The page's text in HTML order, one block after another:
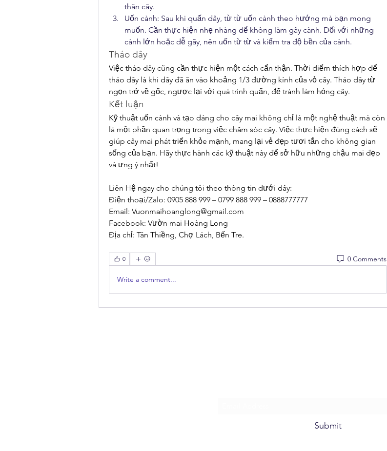
thân cây.
Uốn cành: Sau khi quấn dây, từ từ uốn cành theo hướng mà bạn mong
muốn. Cần thực hiện nhẹ nhàng để không làm gãy cành. Đối với những
cành lớn hoặc dễ gãy, nên uốn từ từ và kiểm tra độ bền của cành.
Tháo dây
Việc tháo dây cũng cần thực hiện một cách cẩn thận. Thời điểm thích hợp để
tháo dây là khi dây đã ăn vào khoảng 1/3 đường kính của vỏ cây. Tháo dây từ
ngọn trở về gốc, ngược lại với quá trình quấn, để tránh làm hỏng cây.
Kết luận
Kỹ thuật uốn cành và tạo dáng cho cây mai không chỉ là một nghệ thuật mà còn
là một phần quan trọng trong việc chăm sóc cây. Việc thực hiện đúng cách sẽ
giúp cây mai phát triển khỏe mạnh, mang lại vẻ đẹp tươi tắn cho không gian
sống của bạn. Hãy thực hành các kỹ thuật này để sở hữu những chậu mai đẹp
và ưng ý nhất!
Liên Hệ ngay cho chúng tôi theo thông tin dưới đây:
Điện thoại/Zalo: 0905 888 999 – 0799 888 999 – 0888777777
Email: Vuonmaihoanglong@gmail.com
Facebook: Vườn mai Hoàng Long
Địa chỉ: Tân Thiềng, Chợ Lách, Bến Tre.
0 0 Comments
Write a comment...
Submit